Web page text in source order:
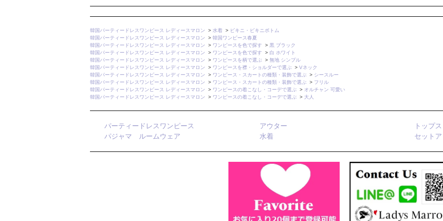
韓国パーティードレスワンピース レディースマロン > 水着 > ビキニ・ビキニボトム
韓国パーティードレスワンピース レディースマロン
> 韓国ワンピース春夏
韓国パーティードレスワンピース レディースマロン
> ワンピースを色で探す > 黒 ブラック
韓国パーティードレスワンピース レディースマロン
> ワンピースを色で探す > 白 ホワイト
韓国パーティードレスワンピース レディースマロン
> ワンピースを柄で選ぶ > 無地 シンプル
韓国パーティードレスワンピース レディースマロン
> ワンピースを襟・ショルダーで選ぶ > Vネック
韓国パーティードレスワンピース レディースマロン
> ワンピース・スカートの種類・装飾で選ぶ > シースルー
韓国パーティードレスワンピース レディースマロン
> ワンピース・スカートの種類・装飾で選ぶ > フリル
韓国パーティードレスワンピース レディースマロン
> ワンピースの着こなし・コーデで選ぶ > オルチャン 可愛い
韓国パーティードレスワンピース レディースマロン
> ワンピースの着こなし・コーデで選ぶ > 大人
パーティードレスワンピース アウター
トップス
パジャマ ルームウェア
水着 セット